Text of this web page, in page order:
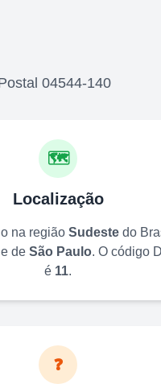
04544-140
🗺️
Localização
na região Sudeste do
de São Paulo. O código
é 11.
❓